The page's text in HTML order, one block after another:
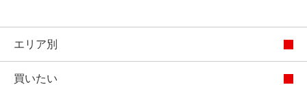
エリア別
買いたい